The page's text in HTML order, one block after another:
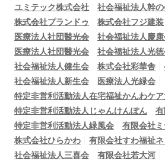
ユミテック株式会社
社会福祉法人幹
株式会社プランドゥ
株式会社フジ建装
医療法人社団醫光会
社会福祉法人慶
医療法人社団醫光会
社会福祉法人光
社会福祉法人健生会
株式会社彩華舎
社会福祉法人新生会
医療法人光緑会
特定非営利活動法人在宅福祉かんわケ
特定非営利活動法人じゃんけんぽん
特定非営利活動法人緑風会
有限会社
株式会社ひらかわ
有限会社すわ福祉ネ
社会福祉法人三喜会
有限会社若大河